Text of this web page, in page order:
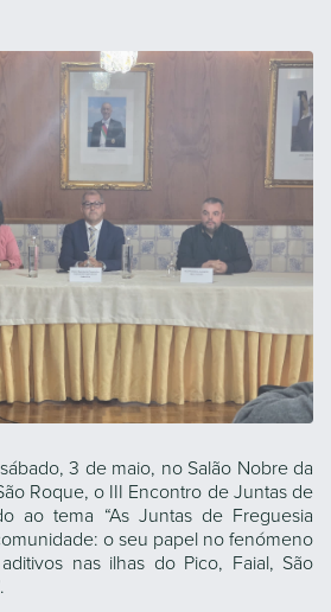
3 de maio, no Salão Nobre da
Roque, o III Encontro de Juntas de
ao tema “As Juntas de Freguesia
o seu papel no fenómeno
nas ilhas do Pico, Faial, São